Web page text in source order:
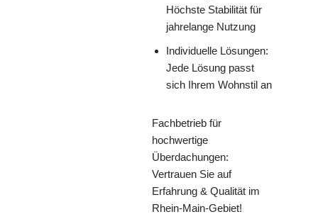
Höchste Stabilität für
jahrelange Nutzung
Individuelle Lösungen:
Jede Lösung passt
sich Ihrem Wohnstil an
Fachbetrieb für
hochwertige
Überdachungen:
Vertrauen Sie auf
Erfahrung & Qualität im
Rhein-Main-Gebiet!